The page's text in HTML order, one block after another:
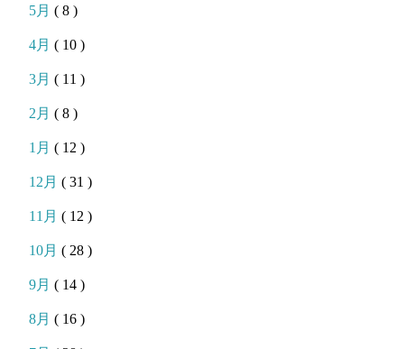
5月( 8 )
4月( 10 )
3月( 11 )
2月( 8 )
1月( 12 )
12月( 31 )
11月( 12 )
10月( 28 )
9月( 14 )
8月( 16 )